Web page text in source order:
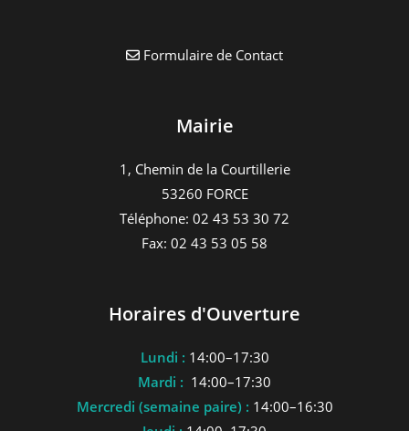
Formulaire de Contact
Mairie
1, Chemin de la Courtillerie
53260 FORCE
Téléphone: 02 43 53 30 72
Fax: 02 43 53 05 58
Horaires d'Ouverture
Lundi : 14:00–17:30
Mardi : 14:00–17:30
Mercredi (semaine paire) : 14:00–16:30